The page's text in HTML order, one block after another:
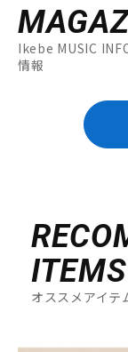
Ikebe MUSIC
情報
ITEMS
オススメアイテ